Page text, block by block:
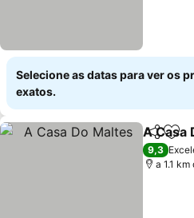
Selecione as datas para ver os
exatos.
Partilhar
A Casa
9,3
a 1.1